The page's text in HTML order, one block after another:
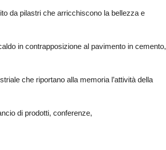
da pilastri che arricchiscono la bellezza e
in contrapposizione al pavimento in cemento,
che riportano alla memoria l’attività della
di prodotti, conferenze,